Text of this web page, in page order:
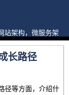
站架构，微服务架
长路径
径等方面，介绍什